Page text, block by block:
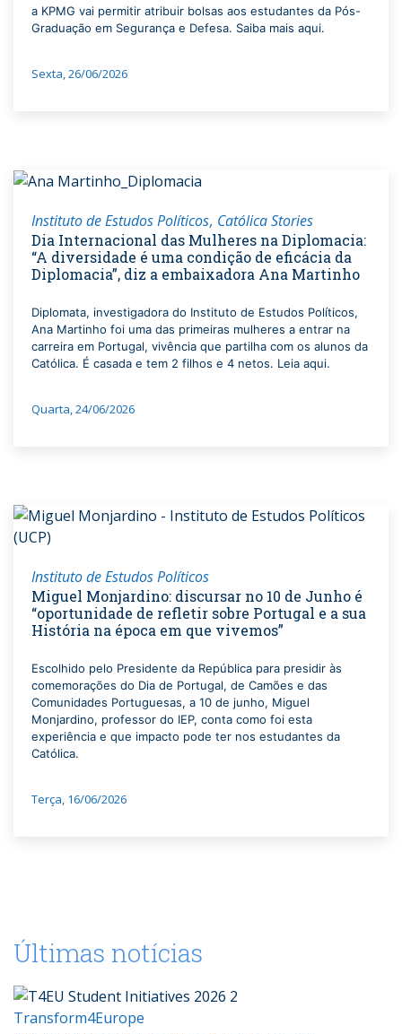
a KPMG vai permitir atribuir bolsas aos estudantes da Pós-
Graduação em Segurança e Defesa. Saiba mais aqui.
Sexta, 26/06/2026
Instituto de Estudos Políticos Católica Stories
Dia Internacional das Mulheres na Diplomacia:
“A diversidade é uma condição de eficácia da
Diplomacia”, diz a embaixadora Ana Martinho
Diplomata, investigadora do Instituto de Estudos Políticos,
Ana Martinho foi uma das primeiras mulheres a entrar na
carreira em Portugal, vivência que partilha com os alunos da
Católica. É casada e tem 2 filhos e 4 netos. Leia aqui.
Quarta, 24/06/2026
Instituto de Estudos Políticos
Miguel Monjardino: discursar no 10 de Junho é
“oportunidade de refletir sobre Portugal e a sua
História na época em que vivemos”
Escolhido pelo Presidente da República para presidir às
comemorações do Dia de Portugal, de Camões e das
Comunidades Portuguesas, a 10 de junho, Miguel
Monjardino, professor do IEP, conta como foi esta
experiência e que impacto pode ter nos estudantes da
Católica.
Terça, 16/06/2026
Últimas notícias
Transform4Europe